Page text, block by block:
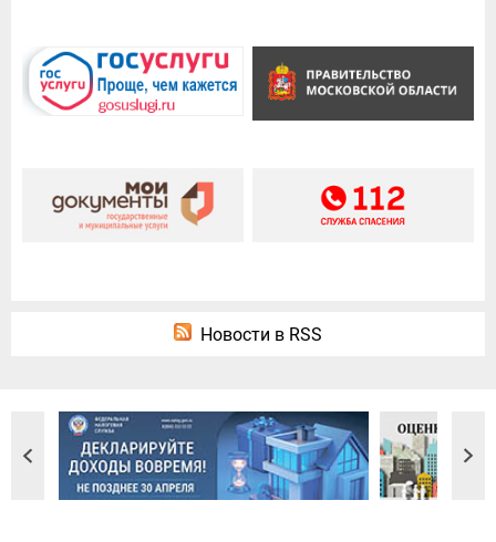
Новости в RSS